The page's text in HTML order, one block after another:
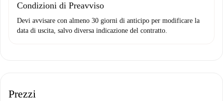
Condizioni di Preavviso
Devi avvisare con almeno 30 giorni di anticipo per modificare la
data di uscita, salvo diversa indicazione del contratto.
Prezzi